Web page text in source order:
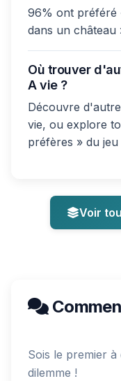
96% ont préféré
dans un château
Où trouver
A vie ?
Découvre
vie, ou explore
préfères » du
Voir
Sois le premier
dilemme !